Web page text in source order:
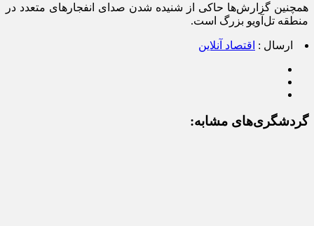
همچنین گزارش‌ها حاکی از شنیده شدن صدای انفجارهای متعدد در
منطقه تل‌آویو بزرگ است.
ارسال : اقتصاد آنلاین
گردشگری‌های مشابه: